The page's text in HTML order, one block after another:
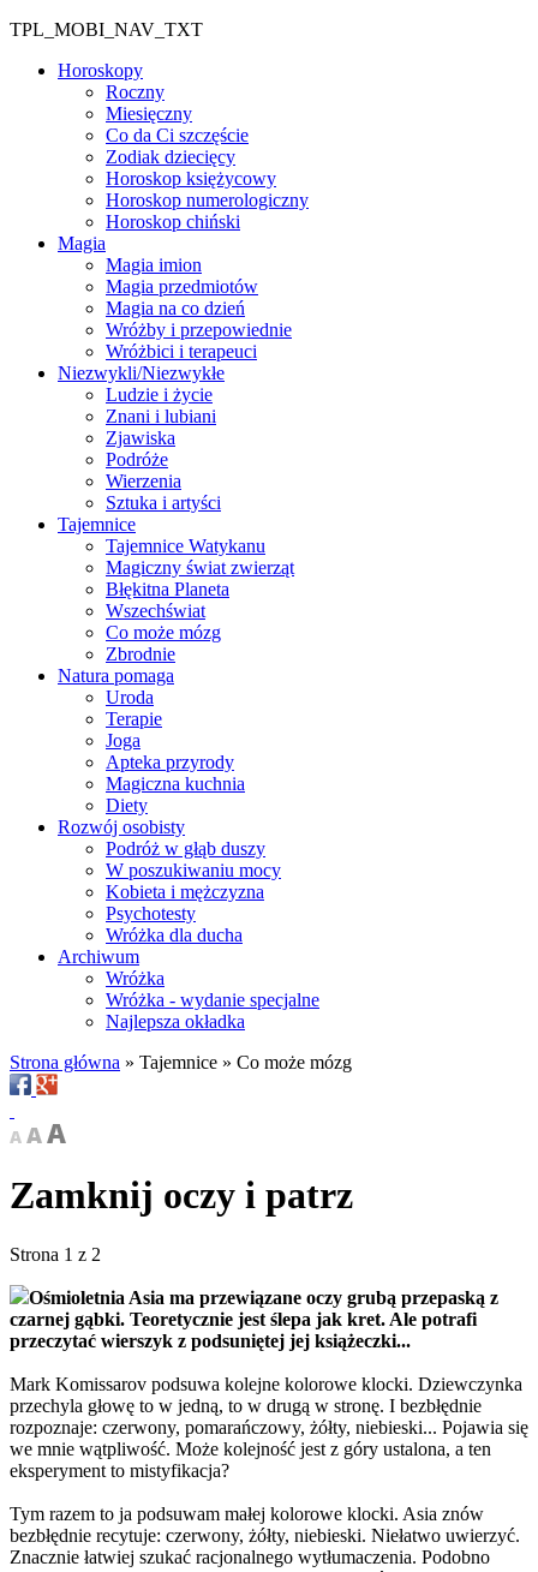
TPL_MOBI_NAV_TXT
Horoskopy
Roczny
Miesięczny
Co da Ci szczęście
Zodiak dziecięcy
Horoskop księżycowy
Horoskop numerologiczny
Horoskop chiński
Magia
Magia imion
Magia przedmiotów
Magia na co dzień
Wróżby i przepowiednie
Wróżbici i terapeuci
Niezwykli/Niezwykłe
Ludzie i życie
Znani i lubiani
Zjawiska
Podróże
Wierzenia
Sztuka i artyści
Tajemnice
Tajemnice Watykanu
Magiczny świat zwierząt
Błękitna Planeta
Wszechświat
Co może mózg
Zbrodnie
Natura pomaga
Uroda
Terapie
Joga
Apteka przyrody
Magiczna kuchnia
Diety
Rozwój osobisty
Podróż w głąb duszy
W poszukiwaniu mocy
Kobieta i mężczyzna
Psychotesty
Wróżka dla ducha
Archiwum
Wróżka
Wróżka - wydanie specjalne
Najlepsza okładka
Strona główna » Tajemnice » Co może mózg
Zamknij oczy i patrz
Strona 1 z 2
Ośmioletnia Asia ma przewiązane oczy grubą przepaską z
czarnej gąbki. Teoretycznie jest ślepa jak kret. Ale potrafi
przeczytać wierszyk z podsuniętej jej książeczki...
Mark Komissarov podsuwa kolejne kolorowe klocki. Dziewczynka
przechyla głowę to w jedną, to w drugą w stronę. I bezbłędnie
rozpoznaje: czerwony, pomarańczowy, żółty, niebieski... Pojawia się
we mnie wątpliwość. Może kolejność jest z góry ustalona, a ten
eksperyment to mistyfikacja?
Tym razem to ja podsuwam małej kolorowe klocki. Asia znów
bezbłędnie recytuje: czerwony, żółty, niebieski. Niełatwo uwierzyć.
Znacznie łatwiej szukać racjonalnego wytłumaczenia. Podobno